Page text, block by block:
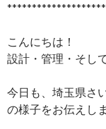
こんにちは！
設計・管理・そし
今日も、埼玉県さ
の様子をお伝えし